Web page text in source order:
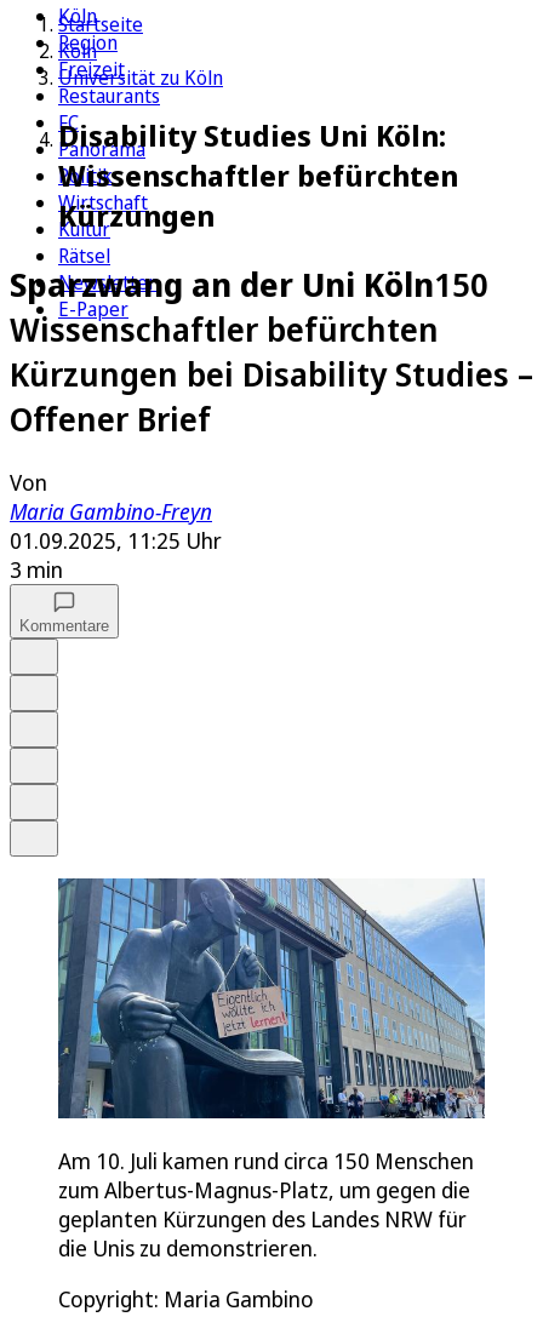
Köln
Region
Freizeit
Restaurants
FC
Panorama
Politik
Wirtschaft
Kultur
Rätsel
Newsletter
E-Paper
Startseite
Köln
Universität zu Köln
Disability Studies Uni Köln:
Wissenschaftler befürchten
Kürzungen
Sparzwang an der Uni Köln150
Wissenschaftler befürchten
Kürzungen bei Disability Studies –
Offener Brief
Von
Maria Gambino-Freyn
01.09.2025, 11:25 Uhr
3 min
Kommentare
Am 10. Juli kamen rund circa 150 Menschen
zum Albertus-Magnus-Platz, um gegen die
geplanten Kürzungen des Landes NRW für
die Unis zu demonstrieren.
Copyright: Maria Gambino